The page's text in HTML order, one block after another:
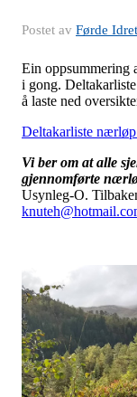
Postet av Førde
Ein oppsummering
i gong.
å laste ned
Deltakarliste
Vi ber om at alle
gjennomførte
Usynleg-O.